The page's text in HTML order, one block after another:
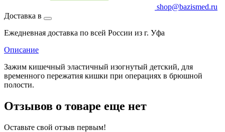
shop@bazismed.ru
Доставка в
Ежедневная доставка по всей России из г. Уфа
Описание
Зажим кишечный эластичный изогнутый детский, для
временного пережатия кишки при операциях в брюшной
полости.
Отзывов о товаре еще нет
Оставьте свой отзыв первым!